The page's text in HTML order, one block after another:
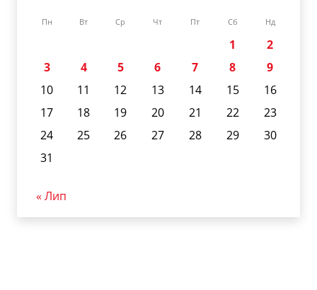
Пн Вт Ср Чт Пт Сб Нд
1
2
3
4 5 6 7 8
9
10
11 12 13 14 15
16
17
18 19 20 21 22
23
24
25 26 27 28 29
30
31
« Лип